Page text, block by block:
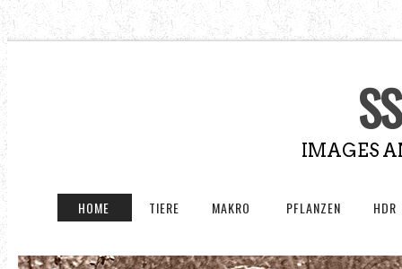
IMAGES
HOME TIERE MAKRO PFLANZEN HDR